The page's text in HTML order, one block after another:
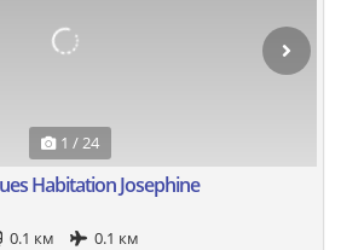
1 / 24
Habitation Josephine
0.1 км 0.1 км